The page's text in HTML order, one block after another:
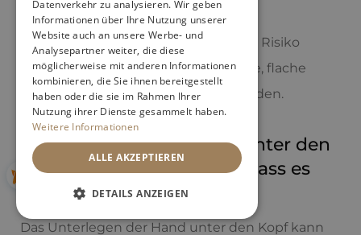
kann zu einer falschen Position der
Halswirbelsäule führen und birgt das Risiko
gesundheitlicher Probleme. Spezielle, flache
Kinderkissensollten verwendet werden.
Mein Kind legt die Hand unter den
Kopf, ist das ein Zeichen, dass es
ein Kissen braucht?
Das Unterlegen der Hand unter den Kopf kann
Datenverkehr zu analysieren. Wir geben
Informationen über Ihre Nutzung unserer
Website auch an unsere Werbe- und
Analysepartner weiter, die diese
möglicherweise mit anderen Informationen
kombinieren, die Sie ihnen bereitgestellt
haben oder die sie im Rahmen Ihrer
Nutzung ihrer Dienste gesammelt haben.
Weitere Informationen
ALLE AKZEPTIEREN
DETAILS ANZEIGEN